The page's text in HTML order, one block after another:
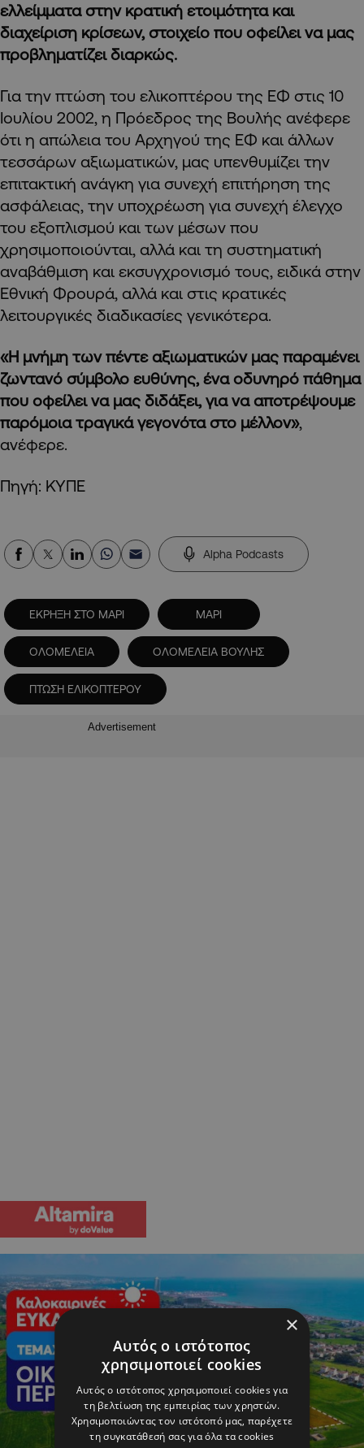
ελλείμματα στην κρατική ετοιμότητα και
διαχείριση κρίσεων, στοιχείο που οφείλει να μας
προβληματίζει διαρκώς.
Για την πτώση του ελικοπτέρου της ΕΦ στις 10
Ιουλίου 2002, η Πρόεδρος της Βουλής ανέφερε
ότι η απώλεια του Αρχηγού της ΕΦ και άλλων
τεσσάρων αξιωματικών, μας υπενθυμίζει την
επιτακτική ανάγκη για συνεχή επιτήρηση της
ασφάλειας, την υποχρέωση για συνεχή έλεγχο
του εξοπλισμού και των μέσων που
χρησιμοποιούνται, αλλά και τη συστηματική
αναβάθμιση και εκσυγχρονισμό τους, ειδικά στην
Εθνική Φρουρά, αλλά και στις κρατικές
λειτουργικές διαδικασίες γενικότερα.
«Η μνήμη των πέντε αξιωματικών μας παραμένει
ζωντανό σύμβολο ευθύνης, ένα οδυνηρό πάθημα
που οφείλει να μας διδάξει, για να αποτρέψουμε
παρόμοια τραγικά γεγονότα στο μέλλον»,
ανέφερε.
Πηγή: ΚΥΠΕ
Alpha Podcasts
ΕΚΡΗΞΗ ΣΤΟ ΜΑΡΙ ΜΑΡΙ
ΟΛΟΜΕΛΕΙΑ ΟΛΟΜΕΛΕΙΑ ΒΟΥΛΗΣ
ΠΤΩΣΗ ΕΛΙΚΟΠΤΕΡΟΥ
Advertisement
×
Αυτός ο ιστότοπος
χρησιμοποιεί cookies
Αυτός ο ιστότοπος χρησιμοποιεί cookies για
τη βελτίωση της εμπειρίας των χρηστών.
Χρησιμοποιώντας τον ιστότοπό μας, παρέχετε
τη συγκατάθεσή σας για όλα τα cookies